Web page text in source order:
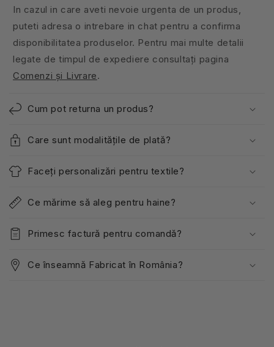
In cazul in care aveti nevoie urgenta de un produs,
puteti adresa o intrebare in chat pentru a confirma
disponibilitatea produselor. Pentru mai multe detalii
legate de timpul de expediere consultați pagina
Comenzi și Livrare.
Cum pot returna un produs?
Care sunt modalitățile de plată?
Faceți personalizări pentru textile?
Ce mărime să aleg pentru haine?
Primesc factură pentru comandă?
Ce înseamnă Fabricat în România?